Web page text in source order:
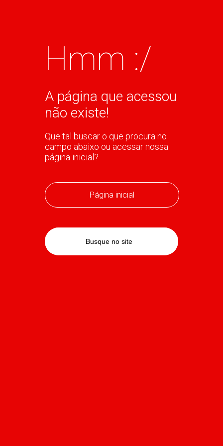
Hmm :/
A página que acessou
não existe!
Que tal buscar o que procura no
campo abaixo ou acessar nossa
página inicial?
Página inicial